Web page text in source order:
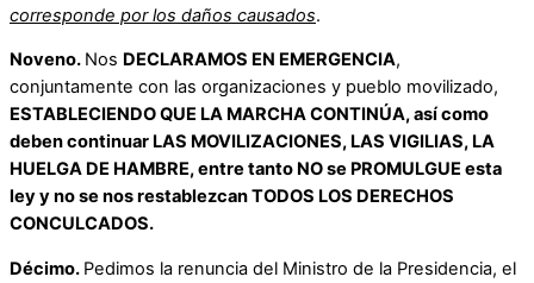
corresponde por los daños causados.
Noveno. Nos DECLARAMOS EN EMERGENCIA,
conjuntamente con las organizaciones y pueblo movilizado,
ESTABLECIENDO QUE LA MARCHA CONTINÚA, así como
deben continuar LAS MOVILIZACIONES, LAS VIGILIAS, LA
HUELGA DE HAMBRE, entre tanto NO se PROMULGUE esta
ley y no se nos restablezcan TODOS LOS DERECHOS
CONCULCADOS.
Décimo. Pedimos la renuncia del Ministro de la Presidencia, el